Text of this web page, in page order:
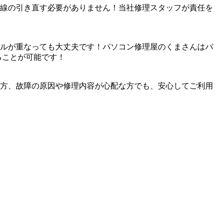
の引き直す必要がありません！当社修理スタッフが責任を
が重なっても大丈夫です！パソコン修理屋のくまさんはパ
とが可能です！
、故障の原因や修理内容が心配な方でも、安心してご利用